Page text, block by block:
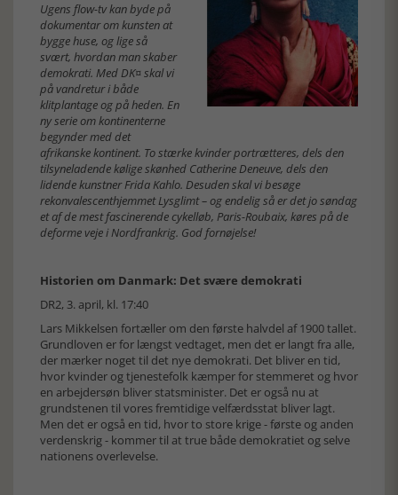
Ugens flow-tv kan byde på
dokumentar om kunsten at
bygge huse, og lige så
svært, hvordan man skaber
demokrati. Med DK¤ skal vi
på vandretur i både
klitplantage og på heden. En
ny serie om kontinenterne
begynder med det
afrikanske kontinent. To stærke kvinder portrætteres, dels den
tilsyneladende kølige skønhed Catherine Deneuve, dels den
lidende kunstner Frida Kahlo. Desuden skal vi besøge
rekonvalescenthjemmet Lysglimt – og endelig så er det jo søndag
et af de mest fascinerende cykelløb, Paris-Roubaix, køres på de
deforme veje i Nordfrankrig. God fornøjelse!
Historien om Danmark: Det svære demokrati
DR2, 3. april, kl. 17:40
Lars Mikkelsen fortæller om den første halvdel af 1900 tallet.
Grundloven er for længst vedtaget, men det er langt fra alle,
der mærker noget til det nye demokrati. Det bliver en tid,
hvor kvinder og tjenestefolk kæmper for stemmeret og hvor
en arbejdersøn bliver statsminister. Det er også nu at
grundstenen til vores fremtidige velfærdsstat bliver lagt.
Men det er også en tid, hvor to store krige - første og anden
verdenskrig - kommer til at true både demokratiet og selve
nationens overlevelse.